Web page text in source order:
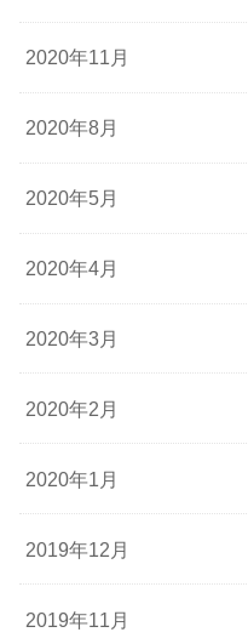
2020年11月
2020年8月
2020年5月
2020年4月
2020年3月
2020年2月
2020年1月
2019年12月
2019年11月